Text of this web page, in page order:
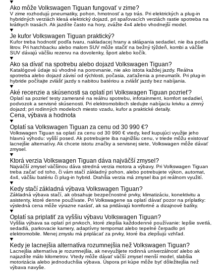
Ako môže Volkswagen Tiguan fungovať v zime?
V zime rozhodujú pneumatiky, pohon, hmotnosť a typ trás. Pri elektrických a plug-in
hybridných verziách klesá elektrický dojazd, pri spaľovacích verziách rastie spotreba na
krátkych trasách. Ak jazdíte často na hory, zvážte 4x4 alebo vhodnejší model.
Je kufor Volkswagen Tiguan praktický?
Kufor treba hodnotiť podľa tvaru, nakladacej hrany a sklápania sedadiel, nie iba podľa
litrov. Pri hatchbacku alebo malom SUV môže stačiť na bežný týždeň, kombi a väčšie
SUV dávajú väčšiu rezervu na dovolenky, šport alebo kočík.
Ako sa dívať na spotrebu alebo dojazd Volkswagen Tiguan?
Katalógové údaje sú vhodné na porovnanie, nie ako istota každej jazdy. Reálna
spotreba alebo dojazd závisí od rýchlosti, počasia, zaťaženia a pneumatík. Pri plug-in
hybride počítajte zvlášť jazdy s nabitou batériou a zvlášť jazdy bez nabíjania.
Aké recenzie a skúsenosti sa oplatí pri Volkswagen Tiguan pozrieť?
Oplatí sa pozrieť testy zamerané na reálnu spotrebu, infotainment, komfort sedadiel,
podvozok a servisné skúsenosti. Pri elektromobiloch sledujte nabíjaciu krivku a zimný
dojazd; pri rodinných modeloch miesto vzadu, kufor a praktické detaily.
Cena, výbava a hodnota
Oplatí sa Volkswagen Tiguan za cenu od 30 990 €?
Volkswagen Tiguan sa oplatí za cenu od 30 990 € vtedy, keď kupujúci využije jeho
hlavnú výhodu: vyšší posed. Ak potrebujete iba najnižšiu cenu, v triede môžu existovať
lacnejšie alternatívy. Ak chcete istotu značky a servisnej siete, Volkswagen môže dávať
zmysel.
Ktorá verzia Volkswagen Tiguan dáva najväčší zmysel?
Najväčší zmysel väčšinou dáva stredná verzia motora a výbavy. Pri Volkswagen Tiguan
treba začať od toho, či vám stačí základný pohon, alebo potrebujete výkon, automat,
4x4, väčšiu batériu či plug-in hybrid. Drahšia verzia má zmysel iba pri reálnom využití.
Kedy stačí základná výbava Volkswagen Tiguan?
Základná výbava stačí, ak obsahuje bezpečnostné prvky, klimatizáciu, konektivitu a
asistenty, ktoré denne používate. Pri Volkswagene sa oplatí dávať pozor na príplatky:
výsledná cena môže výrazne narásť, ak sa pridávajú komfortné a dizajnové balíky.
Oplatí sa priplatiť za vyššiu výbavu Volkswagen Tiguan?
Vyššia výbava sa oplatí pri prvkoch, ktoré zlepšia každodenné používanie: lepšie svetlá,
sedadlá, parkovacie kamery, adaptívny tempomat alebo tepelné čerpadlo pri
elektromobile. Menej zmyslu má priplácať za prvky, ktoré iba zlepšujú vzhľad.
Kedy je lacnejšia alternatíva rozumnejšia než Volkswagen Tiguan?
Lacnejšia alternatíva je rozumnejšia, ak nevyužijete rodinná univerzálnosť alebo ak
najazdíte málo kilometrov. Vtedy môže dávať väčší zmysel menší model, slabšia
motorizácia alebo jednoduchšia výbava. Úspora pri kúpe môže byť dôležitejšia než
výbava navyše.